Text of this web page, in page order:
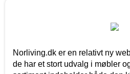
Norliving.dk er en relativt ny
de har et stort udvalg i møbler